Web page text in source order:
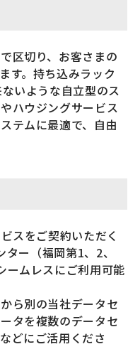
区切り、お客さまの
す。持ち込みラック
いような自立型のス
ハウジングサービス
テムに最適で、自由
スをご契約いただく
ー（福岡第1、2、
ームレスにご利用可能
ら別の当社データセ
タを複数のデータセ
どにご活用くださ